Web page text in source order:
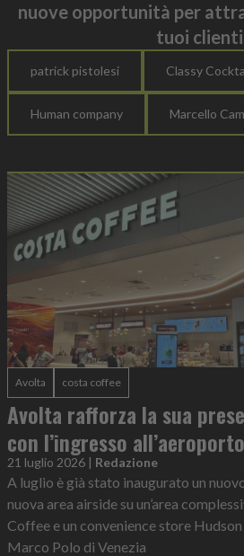
nuove opportunità per
tuoi
patrick pistolesi Classy
Human company Marcello
Avolta costa coffee
Avolta rafforza la sua
con l’ingresso
21 luglio 2026 | Redazione
A luglio è già stato inaugurato un
nuova area airside su un’area
Coffee e un convenience store
Marco Polo di Venezia